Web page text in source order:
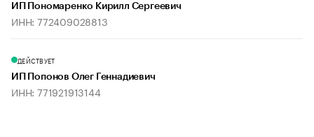
ИП Пономаренко Кирилл Сергеевич
ИНН: 772409028813
ДЕЙСТВУЕТ
ИП Попонов Олег Геннадиевич
ИНН: 771921913144